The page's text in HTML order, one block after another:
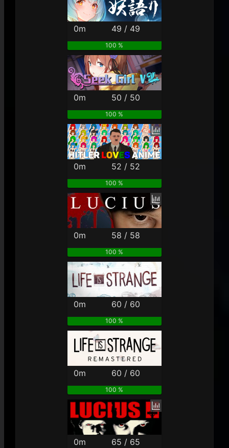
0m 49 / 49
100 %
0m 50 / 50
100 %
0m 52 / 52
100 %
0m 58 / 58
100 %
0m 60 / 60
100 %
0m 60 / 60
100 %
0m 65 / 65